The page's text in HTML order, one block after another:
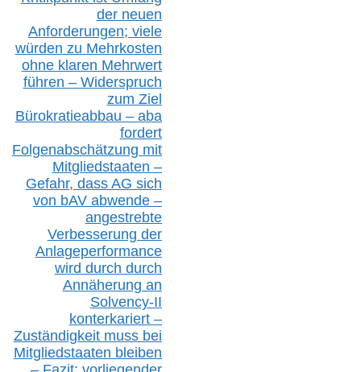
der neuen
Anforderungen; viele
würden zu Mehrkosten
ohne klaren Mehrwert
führen – Widerspruch
zum Ziel
Bürokratieabbau – aba
fordert
Folgenabschätzung mit
Mitgliedstaaten –
Gefahr, dass AG sich
von bAV abwende –
angestrebte
Verbesserung der
Anlageperformance
wird durch durch
Annäherung an
Solvency-II
konterkariert –
Zuständigkeit muss bei
Mitgliedstaaten bleiben